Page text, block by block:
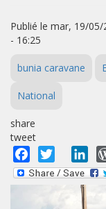
Publié le mar, 19/
- 16:25
bunia caravane
National
share
tweet
Facebook
Twitter